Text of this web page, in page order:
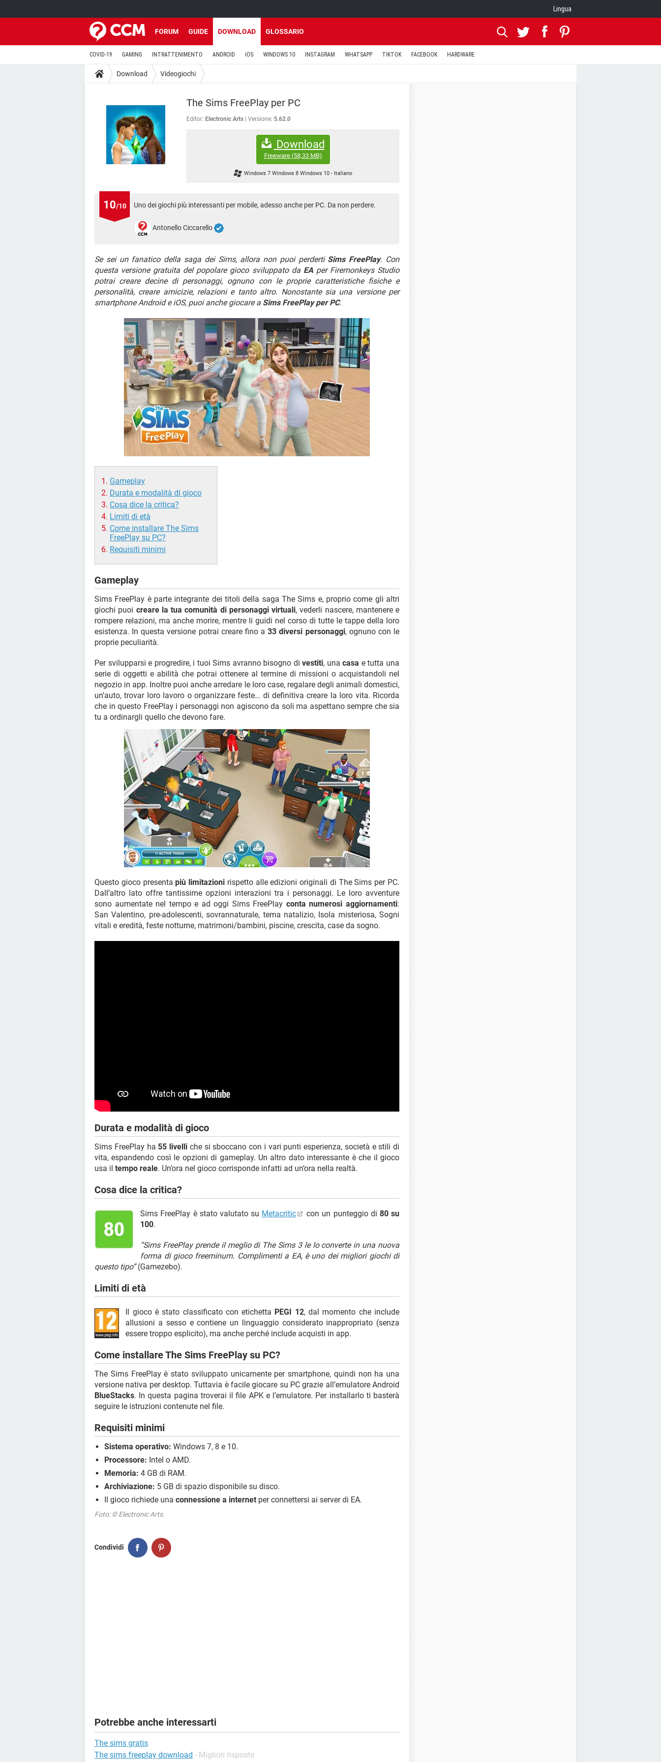
Lingua
FORUM GUIDE DOWNLOAD GLOSSARIO
COVID-19 GAMING INTRATTENIMENTO ANDROID iOS WINDOWS 10 INSTAGRAM WHATSAPP TIKTOK FACEBOOK HARDWARE
Download Videogiochi
The Sims FreePlay per PC
Editor: Electronic Arts Versione: 5.62.0
Download
Freeware(58,33 MB)
Windows 7 Windows 8 Windows 10 - Italiano
10/10 Uno dei giochi più interessanti per mobile, adesso anche per PC. Da non perdere.
Antonello Ciccarello
Se sei un fanatico della saga dei Sims, allora non puoi perderti Sims FreePlay. Con
questa versione gratuita del popolare gioco sviluppato da EAper Firemonkeys Studio
potrai creare decine di personaggi, ognuno con le proprie caratteristiche fisiche e
personalità, creare amicizie, relazioni e tanto altro. Nonostante sia una versione per
smartphone Android e iOS, puoi anche giocare a Sims FreePlay per PC.
Gameplay
Durata e modalità di gioco
Cosa dice la critica?
Limiti di età
Come installare The Sims
FreePlay su PC?
Requisiti minimi
Gameplay
Sims FreePlay è parte integrante dei titoli della saga The Sims e, proprio come gli altri
giochi puoi creare la tua comunità di personaggi virtuali, vederli nascere, mantenere e
rompere relazioni, ma anche morire, mentre li guidi nel corso di tutte le tappe della loro
esistenza. In questa versione potrai creare fino a33 diversi personaggi, ognuno con le
proprie peculiarità.
Per svilupparsi e progredire, i tuoi Sims avranno bisogno divestiti, unacasa e tutta una
serie di oggetti e abilità che potrai ottenere al termine di missioni o acquistandoli nel
negozio in app. Inoltre puoi anche arredare le loro case, regalare degli animali domestici,
un’auto, trovar loro lavoro o organizzare feste… di definitiva creare la loro vita. Ricorda
che in questo FreePlay i personaggi non agiscono da soli ma aspettano sempre che sia
tu a ordinargli quello che devono fare.
Questo gioco presentapiù limitazioni rispetto alle edizioni originali di The Sims per PC.
Dall’altro lato offre tantissime opzioni interazioni tra i personaggi. Le loro avventure
sono aumentate nel tempo e ad oggi Sims FreePlay conta numerosi aggiornamenti:
San Valentino, pre-adolescenti, sovrannaturale, tema natalizio, Isola misteriosa, Sogni
vitali e eredità, feste notturne, matrimoni/bambini, piscine, crescita, case da sogno.
Durata e modalità di gioco
Sims FreePlay ha 55 livelli che si sboccano con i vari punti esperienza, società e stili di
vita, espandendo così le opzioni di gameplay. Un altro dato interessante è che il gioco
usa il tempo reale. Un’ora nel gioco corrisponde infatti ad un’ora nella realtà.
Cosa dice la critica?
Sims FreePlay è stato valutato su Metacritic con un punteggio di 80 su
100.
“Sims FreePlay prende il meglio di The Sims 3 le lo converte in una nuova
forma di gioco freeminum. Complimenti a EA, è uno dei migliori giochi di
questo tipo”(Gamezebo).
Limiti di età
Il gioco è stato classificato con etichetta PEGI 12, dal momento che include
allusioni a sesso e contiene un linguaggio considerato inappropriato (senza
essere troppo esplicito), ma anche perché include acquisti in app.
Come installare The Sims FreePlay su PC?
The Sims FreePlay è stato sviluppato unicamente per smartphone, quindi non ha una
versione nativa per desktop. Tuttavia è facile giocare su PC grazie all’emulatore Android
BlueStacks. In questa pagina troverai il file APK e l’emulatore. Per installarlo ti basterà
seguire le istruzioni contenute nel file.
Requisiti minimi
Sistema operativo: Windows 7, 8 e 10.
Processore: Intel o AMD.
Memoria: 4 GB di RAM.
Archiviazione: 5 GB di spazio disponibile su disco.
Il gioco richiede una connessione a internet per connettersi ai server di EA.
Foto: © Electronic Arts.
Condividi
Potrebbe anche interessarti
The sims gratis
The sims freeplay download - Migliori risposte